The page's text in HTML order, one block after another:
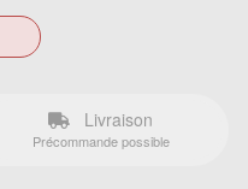
Livraison
Précommande possible